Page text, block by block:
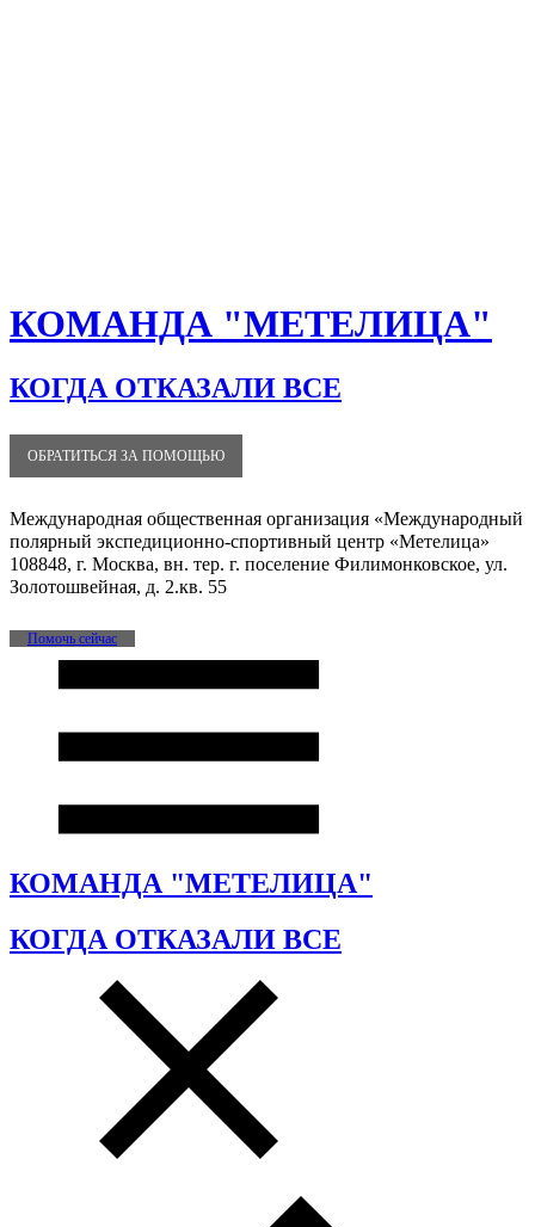
КОМАНДА "МЕТЕЛИЦА"
КОГДА ОТКАЗАЛИ ВСЕ
ОБРАТИТЬСЯ ЗА ПОМОЩЬЮ
Международная общественная организация «Международный
полярный экспедиционно-спортивный центр «Метелица»
108848, г. Москва, вн. тер. г. поселение Филимонковское, ул.
Золотошвейная, д. 2.кв. 55
Помочь сейчас
КОМАНДА "МЕТЕЛИЦА"
КОГДА ОТКАЗАЛИ ВСЕ